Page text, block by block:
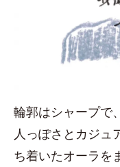
輪郭はシャープで
人っぽさとカジュ
ち着いたオーラを